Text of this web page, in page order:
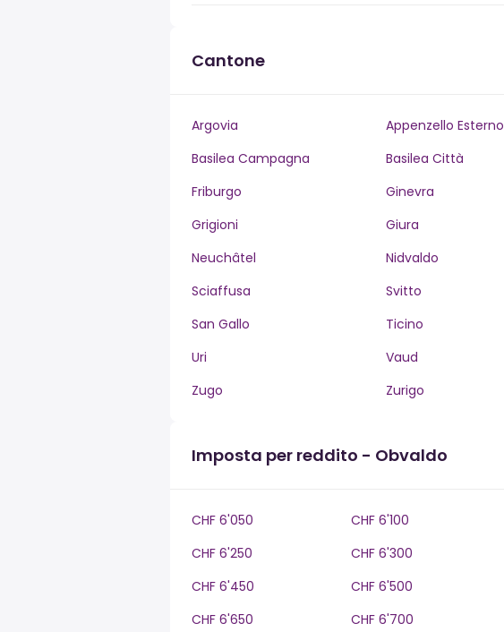
Cantone
Argovia Appenzello Esterno
Basilea Campagna
Basilea Città
Friburgo
Ginevra
Grigioni
Giura
Neuchâtel
Nidvaldo
Sciaffusa
Svitto
San Gallo
Ticino
Uri
Vaud
Zugo
Zurigo
Imposta per reddito - Obvaldo
CHF 6'050 CHF 6'100
CHF 6'250
CHF 6'300
CHF 6'450
CHF 6'500
CHF 6'650
CHF 6'700